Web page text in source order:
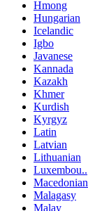
Hmong
Hungarian
Icelandic
Igbo
Javanese
Kannada
Kazakh
Khmer
Kurdish
Kyrgyz
Latin
Latvian
Lithuanian
Luxembou..
Macedonian
Malagasy
Malay